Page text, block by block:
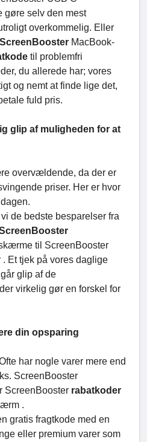
gøre selv den mest
overkommelig. Eller
ScreenBooster MacBook-
til problemfri
du allerede har; vores
og nemt at finde lige det,
fuld pris.
glip af muligheden for at
overvældende, da der er
priser. Her er hvor
vi de bedste besparelser fra
til ScreenBooster
Et tjek på vores daglige
glip af de
virkelig gør en forskel for
din opsparing
har nogle varer mere end
ScreenBooster
ScreenBooster rabatkoder
.
gratis fragtkode med en
eller premium varer som